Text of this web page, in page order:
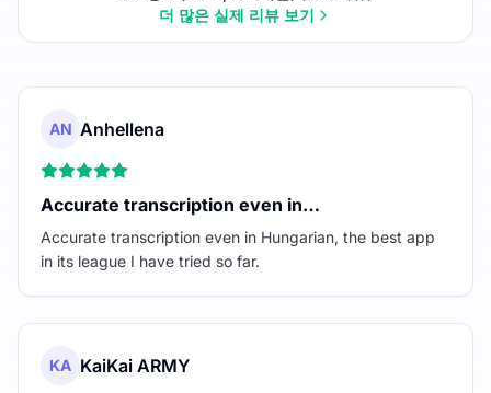
더 많은 실제 리뷰 보기
AN Anhellena
Accurate transcription even in…
Accurate transcription even in Hungarian, the best app
in its league I have tried so far.
KA KaiKai ARMY